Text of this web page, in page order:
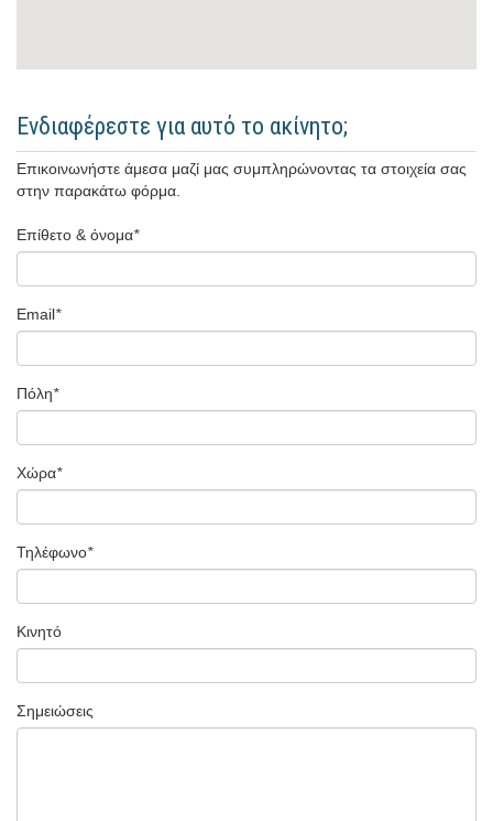
Ενδιαφέρεστε για αυτό το ακίνητο;
Επικοινωνήστε άμεσα μαζί μας συμπληρώνοντας τα στοιχεία σας
στην παρακάτω φόρμα.
Επίθετο & όνομα*
Email*
Πόλη*
Χώρα*
Τηλέφωνο*
Κινητό
Σημειώσεις